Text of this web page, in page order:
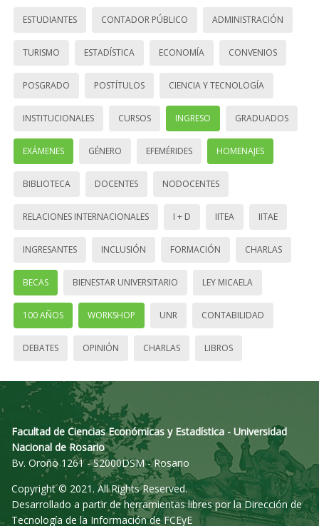
ESTUDIANTES CONTADOR PÚBLICO ADMINISTRACIÓN
TURISMO ESTADÍSTICA ECONOMÍA CONVENIOS
POSGRADO POSTÍTULOS CIENCIA Y TECNOLOGÍA
INSTITUCIONALES CURSOS INGRESO GRADUADOS
EXÁMENES GÉNERO EFEMÉRIDES HOMENAJES
BIBLIOTECA DOCENTES NODOCENTES
RELACIONES INTERNACIONALES I + D IITEA IITAE
INGRESANTES INCLUSIÓN FORMACIÓN CHARLAS
BECAS BIENESTAR UNIVERSITARIO LEY MICAELA
100 AÑOS WORKSHOP UNR CONTABILIDAD
DEBATES OPINIÓN CHARLAS LIBROS
Facultad de Ciencias Económicas y Estadística - Universidad
Nacional de Rosario
Bv. Oroño 1261 - S2000DSM - Rosario
Copyright © 2021. All Rights Reserved.
Desarrollado a partir de herramientas libres por la Dirección de
Tecnología de la Información de FCEyE